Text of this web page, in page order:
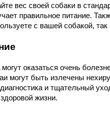
вес своей собаки в
правильное питание.
с вашей собакой,
оказаться очень
могут быть излечены
и тщательный
жизни.